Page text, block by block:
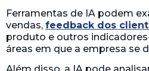
Ferramentas de IA podem
vendas, feedback dos
produto e outros
áreas em que a empresa se